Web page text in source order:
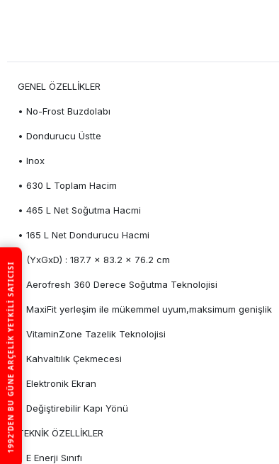
1992’DEN BU GÜNE ARÇELIK YETKILI SATICISI
GENEL ÖZELLİKLER
• No-Frost Buzdolabı
• Dondurucu Üstte
• Inox
• 630 L Toplam Hacim
• 465 L Net Soğutma Hacmi
• 165 L Net Dondurucu Hacmi
• (YxGxD) : 187.7 x 83.2 x 76.2 cm
• Aerofresh 360 Derece Soğutma Teknolojisi
• MaxiFit yerleşim ile mükemmel uyum,maksimum genişlik
• VitaminZone Tazelik Teknolojisi
• Kahvaltılık Çekmecesi
• Elektronik Ekran
• Değiştirebilir Kapı Yönü
TEKNİK ÖZELLİKLER
• E Enerji Sınıfı